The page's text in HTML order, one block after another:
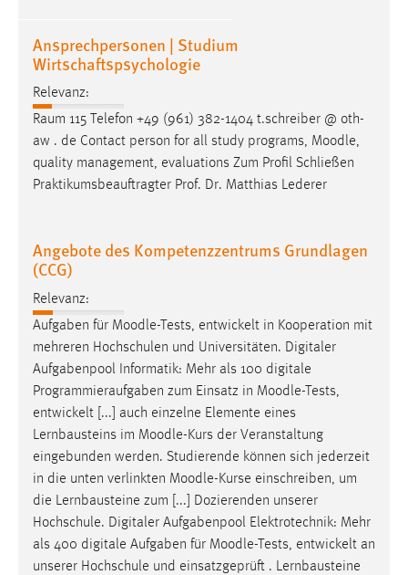
Ansprechpersonen | Studium
Wirtschaftspsychologie
Relevanz:
Raum 115 Telefon +49 (961) 382-1404 t.schreiber @ oth-
aw . de Contact person for all study programs, Moodle,
quality management, evaluations Zum Profil Schließen
Praktikumsbeauftragter Prof. Dr. Matthias Lederer
Angebote des Kompetenzzentrums Grundlagen
(CCG)
Relevanz:
Aufgaben für Moodle-Tests, entwickelt in Kooperation mit
mehreren Hochschulen und Universitäten. Digitaler
Aufgabenpool Informatik: Mehr als 100 digitale
Programmieraufgaben zum Einsatz in Moodle-Tests,
entwickelt [...] auch einzelne Elemente eines
Lernbausteins im Moodle-Kurs der Veranstaltung
eingebunden werden. Studierende können sich jederzeit
in die unten verlinkten Moodle-Kurse einschreiben, um
die Lernbausteine zum [...] Dozierenden unserer
Hochschule. Digitaler Aufgabenpool Elektrotechnik: Mehr
als 400 digitale Aufgaben für Moodle-Tests, entwickelt an
unserer Hochschule und einsatzgeprüft . Lernbausteine
Cookie Laufzeit:
3 Monate
Facebook Pixel
Name:
_fbp
Zweck:
Cookie Laufzeit:
3 Monate
EXTERNE MEDIEN
Um Inhalte von Videoplattformen und Social Media
Plattformen anzeigen zu können, werden von diesen
YouTube